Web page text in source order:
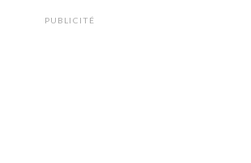
PUBLICITÉ